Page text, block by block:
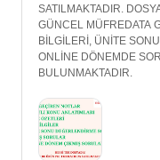
SATILMAKTADIR.
GÜNCEL MÜFREDATA
BİLGİLERİ, ÜNİTE
ONLİNE DÖNEMDE
BULUNMAKTADIR.